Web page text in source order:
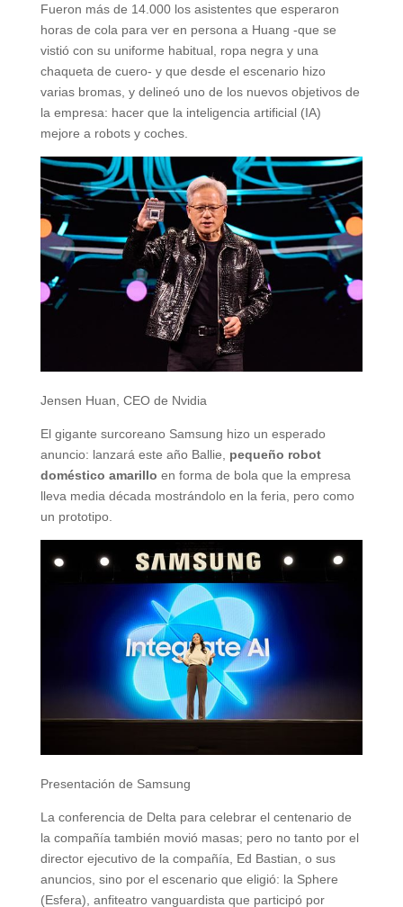
Fueron más de 14.000 los asistentes que esperaron
horas de cola para ver en persona a Huang -que se
vistió con su uniforme habitual, ropa negra y una
chaqueta de cuero- y que desde el escenario hizo
varias bromas, y delineó uno de los nuevos objetivos de
la empresa: hacer que la inteligencia artificial (IA)
mejore a robots y coches.
Jensen Huan, CEO de Nvidia
El gigante surcoreano Samsung hizo un esperado
anuncio: lanzará este año Ballie, pequeño robot
doméstico amarillo en forma de bola que la empresa
lleva media década mostrándolo en la feria, pero como
un prototipo.
Presentación de Samsung
La conferencia de Delta para celebrar el centenario de
la compañía también movió masas; pero no tanto por el
director ejecutivo de la compañía, Ed Bastian, o sus
anuncios, sino por el escenario que eligió: la Sphere
(Esfera), anfiteatro vanguardista que participó por